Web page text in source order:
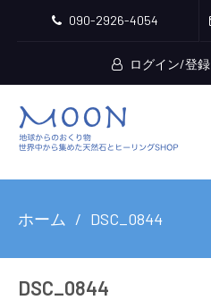
090-2926-4054
ログイン/登録
ホーム DSC_0844
DSC_0844